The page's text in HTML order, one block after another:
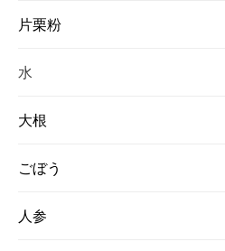
片栗粉
水
大根
ごぼう
人参